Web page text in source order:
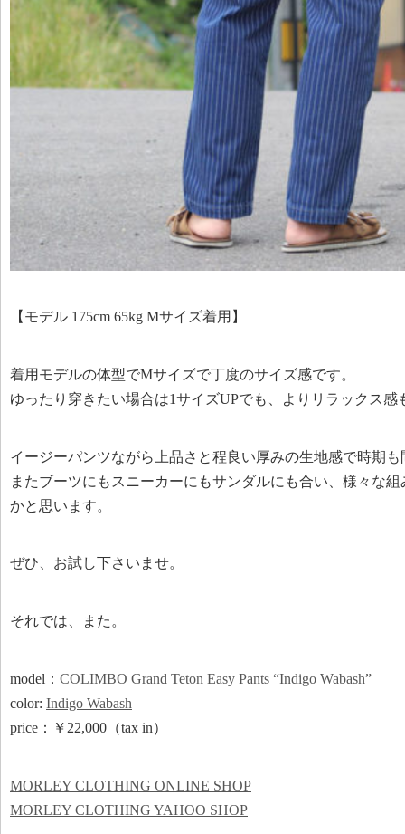
【モデル 175cm 65kg Mサイズ着用】
着用モデルの体型でMサイズで丁度のサイズ感です。
ゆったり穿きたい場合は1サイズUPでも、よりリラックス
イージーパンツながら上品さと程良い厚みの生地感で時期
またブーツにもスニーカーにもサンダルにも合い、様々な
かと思います。
ぜひ、お試し下さいませ。
それでは、また。
model： COLIMBO Grand Teton Easy Pants “Indigo Wabash”
color: Indigo Wabash
price：￥22,000（tax in）
MORLEY CLOTHING ONLINE SHOP
MORLEY CLOTHING YAHOO SHOP